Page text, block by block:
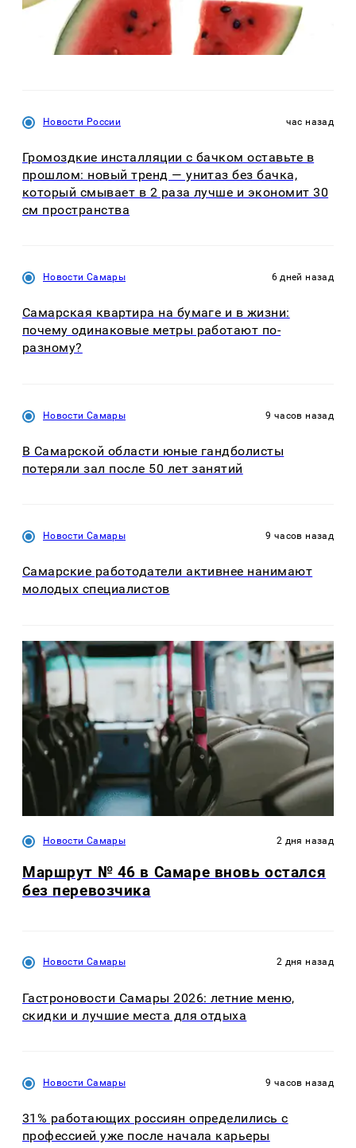
Новости России час назад
Громоздкие инсталляции с бачком оставьте в
прошлом: новый тренд — унитаз без бачка,
который смывает в 2 раза лучше и экономит 30
см пространства
Новости Самары 6 дней назад
Самарская квартира на бумаге и в жизни:
почему одинаковые метры работают по-
разному?
Новости Самары 9 часов назад
В Самарской области юные гандболисты
потеряли зал после 50 лет занятий
Новости Самары 9 часов назад
Самарские работодатели активнее нанимают
молодых специалистов
Новости Самары 2 дня назад
Маршрут № 46 в Самаре вновь остался
без перевозчика
Новости Самары 2 дня назад
Гастроновости Самары 2026: летние меню,
скидки и лучшие места для отдыха
Новости Самары 9 часов назад
31% работающих россиян определились с
профессией уже после начала карьеры